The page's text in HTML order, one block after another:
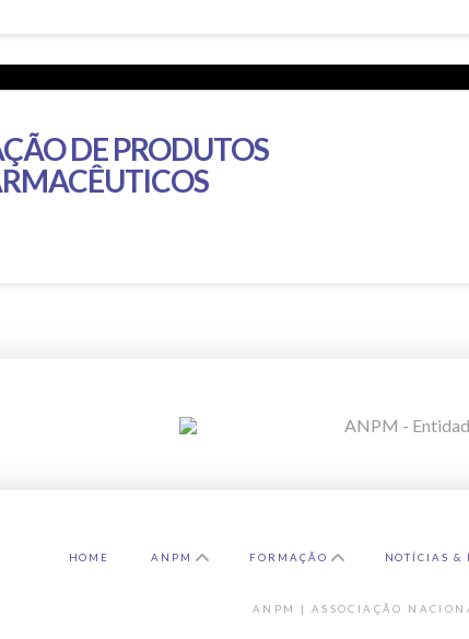
DE PRODUTOS
HOME ANPM FORMAÇÃO NOTÍCIAS &
ANPM | ASSOCIAÇÃO